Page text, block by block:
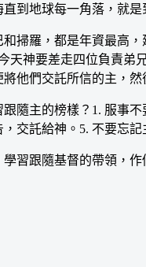
到地球每一角落，就是
羅，都是年資最高，
天神要差走四位負責弟
他們交託所信的主，
主的榜樣？1. 服事不
交託給神。5. 不要忘
跟隨基督的帶領，作